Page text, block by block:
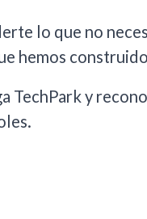
lo que no
hemos
TechPark y